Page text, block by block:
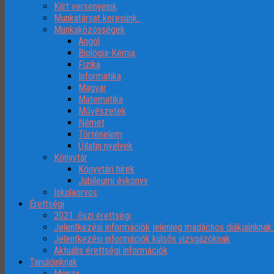
Kiírt versenyeink
Munkatársat keresünk..
Munkaközösségek
Angol
Biológia-Kémia
Fizika
Informatika
Magyar
Matematika
Művészetek
Német
Történelem
Újlatin nyelvek
Könyvtár
Könyvtári hírek
Jubileumi évkönyv
Iskolaorvos
Érettségi
2021. őszi érettségi
Jelentkezési információk jelenleg madáchos
Jelentkezési információk külsős vizsgázóknak
Aktuális érettségi információk
Tanulóinknak